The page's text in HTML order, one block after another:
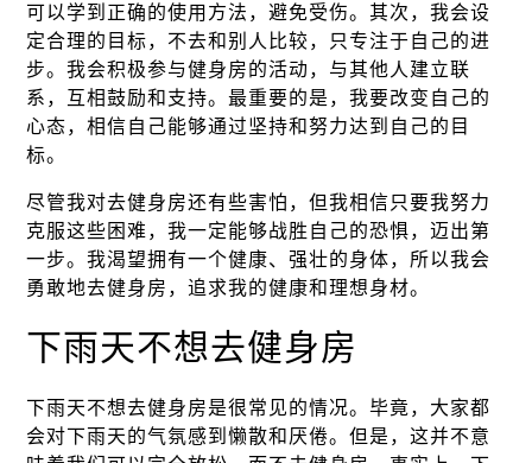
可以学到正确的使用方法，避免受伤。其次，我会设
定合理的目标，不去和别人比较，只专注于自己的进
步。我会积极参与健身房的活动，与其他人建立联
系，互相鼓励和支持。最重要的是，我要改变自己的
心态，相信自己能够通过坚持和努力达到自己的目
标。
尽管我对去健身房还有些害怕，但我相信只要我努力
克服这些困难，我一定能够战胜自己的恐惧，迈出第
一步。我渴望拥有一个健康、强壮的身体，所以我会
勇敢地去健身房，追求我的健康和理想身材。
下雨天不想去健身房
下雨天不想去健身房是很常见的情况。毕竟，大家都
会对下雨天的气氛感到懒散和厌倦。但是，这并不意